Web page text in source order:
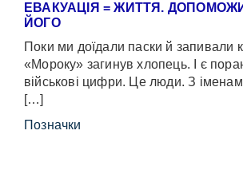
ЕВАКУАЦІЯ = ЖИТТЯ.
ЙОГО
Поки ми доїдали паски й запивали
«Мороку» загинув хлопець. І є
військові цифри. Це люди. З
[…]
Позначки